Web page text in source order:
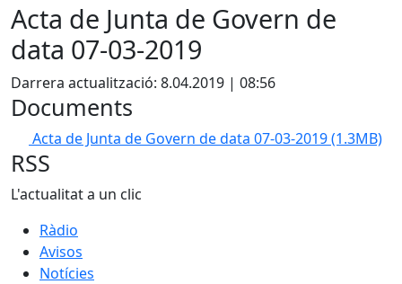
Acta de Junta de Govern de
data 07-03-2019
Darrera actualització: 8.04.2019 | 08:56
Documents
Acta de Junta de Govern de data 07-03-2019(1.3MB)
RSS
L'actualitat a un clic
Ràdio
Avisos
Notícies